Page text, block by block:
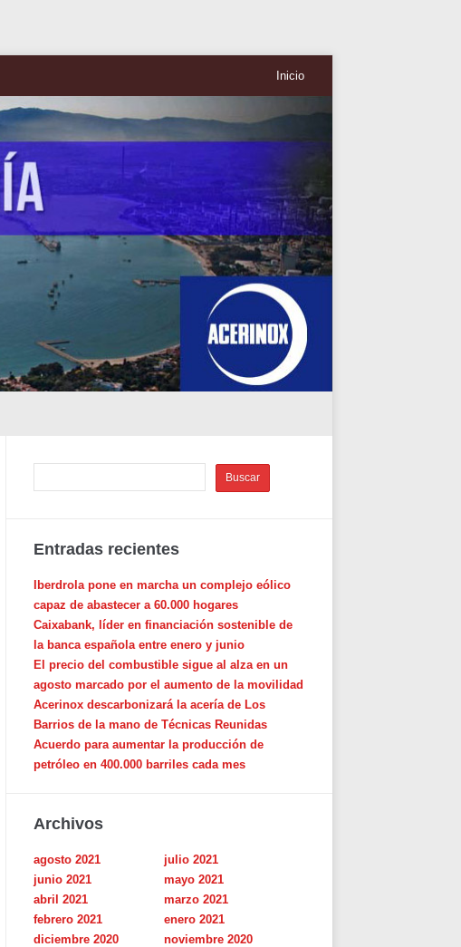
Inicio
Entradas recientes
Iberdrola pone en marcha un complejo eólico
capaz de abastecer a 60.000 hogares
Caixabank, líder en financiación sostenible de
la banca española entre enero y junio
El precio del combustible sigue al alza en un
agosto marcado por el aumento de la movilidad
Acerinox descarbonizará la acería de Los
Barrios de la mano de Técnicas Reunidas
Acuerdo para aumentar la producción de
petróleo en 400.000 barriles cada mes
Archivos
agosto 2021
julio 2021
junio 2021
mayo 2021
abril 2021
marzo 2021
febrero 2021
enero 2021
diciembre 2020
noviembre 2020